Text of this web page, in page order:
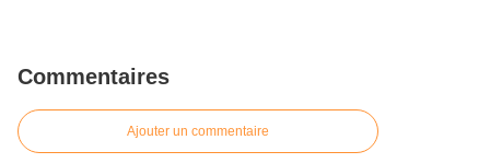
Commentaires
Ajouter un commentaire